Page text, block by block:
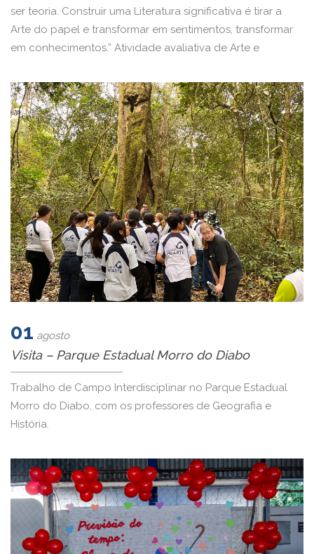
ser teoria. Construir uma Literatura significativa é tirar a
Arte do papel e transformar em sentimentos, transformar
em conhecimentos.” Atividade avaliativa de Arte e
adaptação do texto.
01 agosto
Visita – Parque Estadual Morro do Diabo
Trabalho de Campo Interdisciplinar no Parque Estadual
Morro do Diabo, com os professores de Geografia e
História.